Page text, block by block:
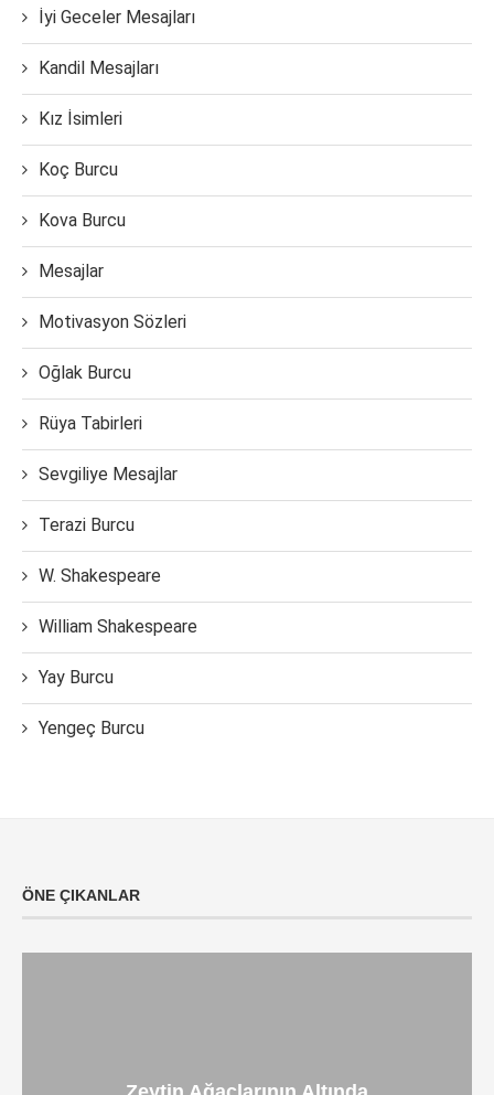
İyi Geceler Mesajları
Kandil Mesajları
Kız İsimleri
Koç Burcu
Kova Burcu
Mesajlar
Motivasyon Sözleri
Oğlak Burcu
Rüya Tabirleri
Sevgiliye Mesajlar
Terazi Burcu
W. Shakespeare
William Shakespeare
Yay Burcu
Yengeç Burcu
ÖNE ÇIKANLAR